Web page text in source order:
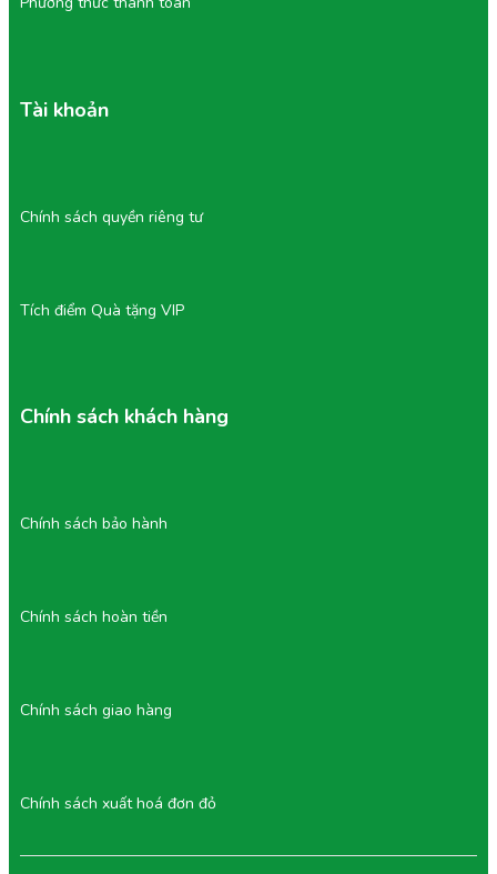
Chính sách khách hàng
Chính sách bảo hành
Chính sách hoàn tiền
Chính sách giao hàng
Chính sách xuất hoá đơn đỏ
Tích điểm Quà tặng VIP
Chính sách quyền riêng tư
Tài khoản